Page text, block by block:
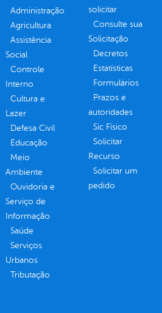
Administração
Agricultura
Assistência
Social
Controle
Interno
Cultura e
Lazer
Defesa Civil
Educação
Meio
Ambiente
Ouvidoria e
Serviço de
Informação
Saúde
Serviços
Urbanos
Tributação
solicitar
Consulte sua
Solicitação
Decretos
Estatísticas
Formulários
Prazos e
autoridades
Sic Físico
Solicitar
Recurso
Solicitar um
pedido